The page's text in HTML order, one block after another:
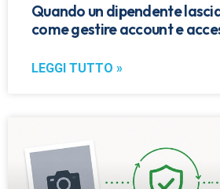
Quando un dipendente
come gestire account e
LEGGI TUTTO »